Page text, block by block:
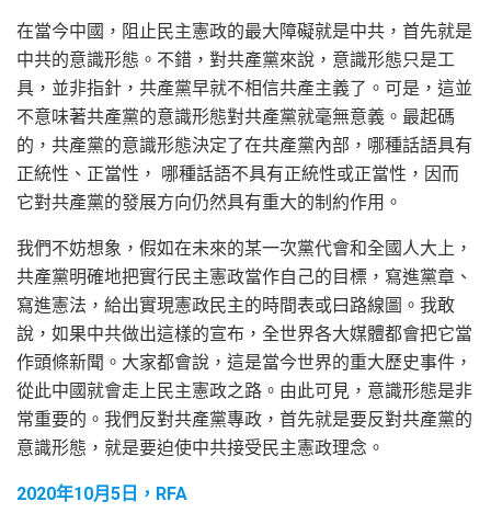
在當今中國，阻止民主憲政的最大障礙就是中共，首先就是
中共的意識形態。不錯，對共產黨來說，意識形態只是工
具，並非指針，共產黨早就不相信共產主義了。可是，這並
不意味著共產黨的意識形態對共產黨就毫無意義。最起碼
的，共產黨的意識形態決定了在共產黨內部，哪種話語具有
正統性、正當性， 哪種話語不具有正統性或正當性，因而
它對共產黨的發展方向仍然具有重大的制約作用。
我們不妨想象，假如在未來的某一次黨代會和全國人大上，
共產黨明確地把實行民主憲政當作自己的目標，寫進黨章、
寫進憲法，給出實現憲政民主的時間表或曰路線圖。我敢
說，如果中共做出這樣的宣布，全世界各大媒體都會把它當
作頭條新聞。大家都會說，這是當今世界的重大歷史事件，
從此中國就會走上民主憲政之路。由此可見，意識形態是非
常重要的。我們反對共產黨專政，首先就是要反對共產黨的
意識形態，就是要迫使中共接受民主憲政理念。
2020年10月5日，RFA